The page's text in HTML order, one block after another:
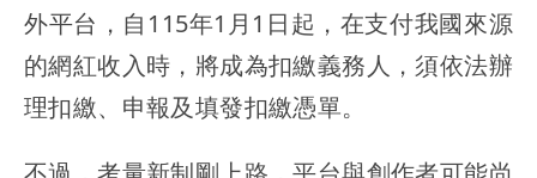
外平台，自115年1月1日起，在支付我國來源
的網紅收入時，將成為扣繳義務人，須依法辦
理扣繳、申報及填發扣繳憑單。